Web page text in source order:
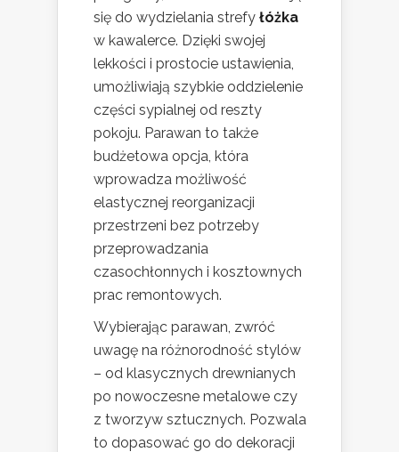
się do wydzielania strefy łóżka
w kawalerce. Dzięki swojej
lekkości i prostocie ustawienia,
umożliwiają szybkie oddzielenie
części sypialnej od reszty
pokoju. Parawan to także
budżetowa opcja, która
wprowadza możliwość
elastycznej reorganizacji
przestrzeni bez potrzeby
przeprowadzania
czasochłonnych i kosztownych
prac remontowych.
Wybierając parawan, zwróć
uwagę na różnorodność stylów
– od klasycznych drewnianych
po nowoczesne metalowe czy
z tworzyw sztucznych. Pozwala
to dopasować go do dekoracji